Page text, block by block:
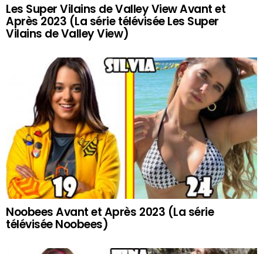
Les Super Vilains de Valley View Avant et
Après 2023 (La série télévisée Les Super
Vilains de Valley View)
Noobees Avant et Après 2023 (La série
télévisée Noobees)